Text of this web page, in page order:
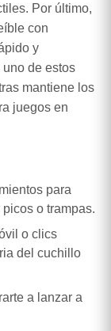
Por último,
con
y
de estos
mantiene los
juegos en
para
o trampas.
o clics
del cuchillo
a lanzar a